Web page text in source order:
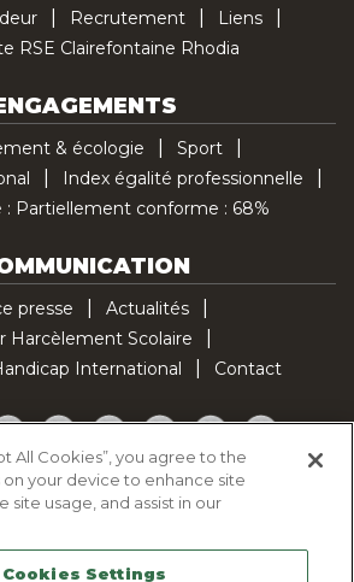
Recrutement
Liens
RSE Clairefontaine Rhodia
& écologie
Sport
Index égalité professionnelle
: Partiellement conforme : 68%
presse
Actualités
Harcèlement Scolaire
International
Contact
TwitterYouTubePinterestInstagramLinkedInTikTok
d'utilisation des cookies
de confidentialité
Mentions légales
All Cookies”, you agree to the
your device to enhance site
site usage, and assist in our
Cookies Settings